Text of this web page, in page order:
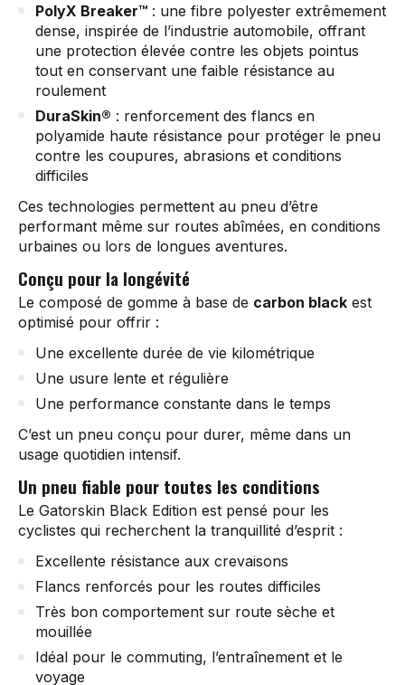
PolyX Breaker™ : une fibre polyester extrêmement
dense, inspirée de l’industrie automobile, offrant
une protection élevée contre les objets pointus
tout en conservant une faible résistance au
roulement
DuraSkin® : renforcement des flancs en
polyamide haute résistance pour protéger le pneu
contre les coupures, abrasions et conditions
difficiles
Ces technologies permettent au pneu d’être
performant même sur routes abîmées, en conditions
urbaines ou lors de longues aventures.
Conçu pour la longévité
Le composé de gomme à base de carbon black est
optimisé pour offrir :
Une excellente durée de vie kilométrique
Une usure lente et régulière
Une performance constante dans le temps
C’est un pneu conçu pour durer, même dans un
usage quotidien intensif.
Un pneu fiable pour toutes les conditions
Le Gatorskin Black Edition est pensé pour les
cyclistes qui recherchent la tranquillité d’esprit :
Excellente résistance aux crevaisons
Flancs renforcés pour les routes difficiles
Très bon comportement sur route sèche et
mouillée
Idéal pour le commuting, l’entraînement et le
voyage